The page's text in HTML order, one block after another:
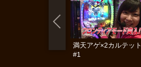
満天アゲ×2カルテット
#1